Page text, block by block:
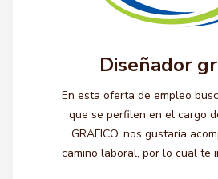
Diseñador
En esta oferta de empleo
que se perfilen en el cargo
GRAFICO, nos gustaría
camino laboral, por lo cual te